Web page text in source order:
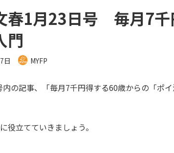
1月23日号 毎月7千
門
日 MYFP
の記事、「毎月7千円得する60歳からの「ポ
役立てていきましょう。